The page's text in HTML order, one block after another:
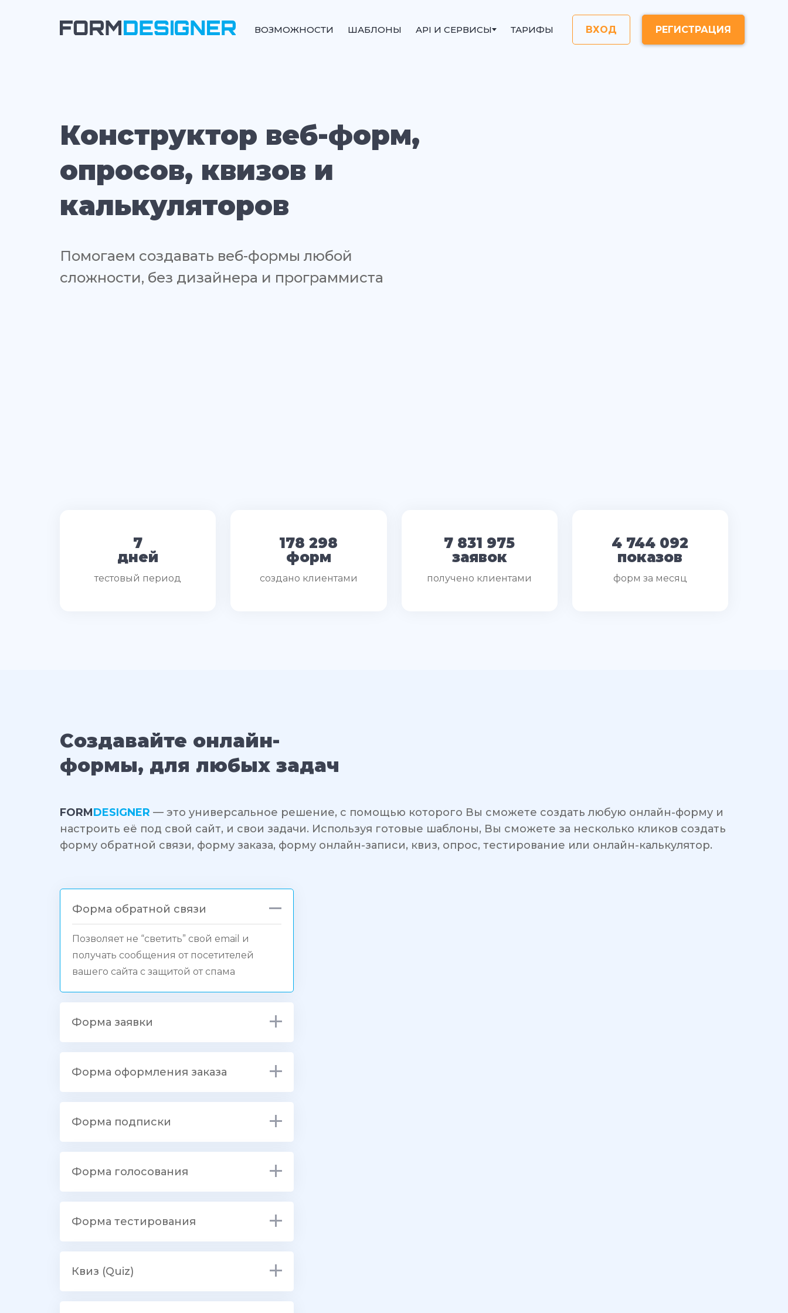
ВОЗМОЖНОСТИ ШАБЛОНЫ API И СЕРВИСЫ ТАРИФЫ ВХОД РЕГИСТРАЦИЯ
Конструктор веб-форм,
опросов, квизов и
калькуляторов
Помогаем создавать веб-формы любой
сложности, без дизайнера и программиста
7
дней
тестовый период
178 298
форм
создано клиентами
7 831 975
заявок
получено клиентами
4 744 092
показов
форм за месяц
Создавайте онлайн-
формы, для любых задач
FORMDESIGNER — это универсальное решение, с помощью которого Вы сможете создать любую онлайн-форму и
настроить её под свой сайт, и свои задачи. Используя готовые шаблоны, Вы сможете за несколько кликов создать
форму обратной связи, форму заказа, форму онлайн-записи, квиз, опрос, тестирование или онлайн-калькулятор.
Форма обратной связи
Позволяет не “светить” свой email и
получать сообщения от посетителей
вашего сайта с защитой от спама
Форма заявки
Форма оформления заказа
Форма подписки
Форма голосования
Форма тестирования
Квиз (Quiz)